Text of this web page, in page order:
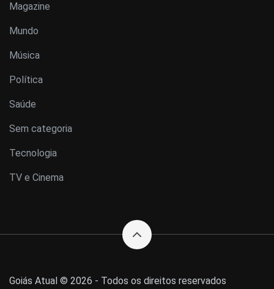
Magazine
Mundo
Música
Política
Saúde
Sem categoria
Tecnologia
TV e Cinema
Goiás Atual © 2026 - Todos os direitos reservados